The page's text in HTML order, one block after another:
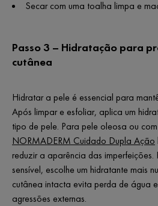
Secar com uma toalha limpa e
Passo 3 – Hidratação para
cutânea
Hidratar a pele é essencial para
Após limpar e esfoliar, aplica um
tipo de pele. Para pele oleosa ou
NORMADERM Cuidado Dupla Ação
reduzir a aparência das imperfeições.
sensível, escolhe um hidratante mais
cutânea intacta evita perda de água
agressões externas.